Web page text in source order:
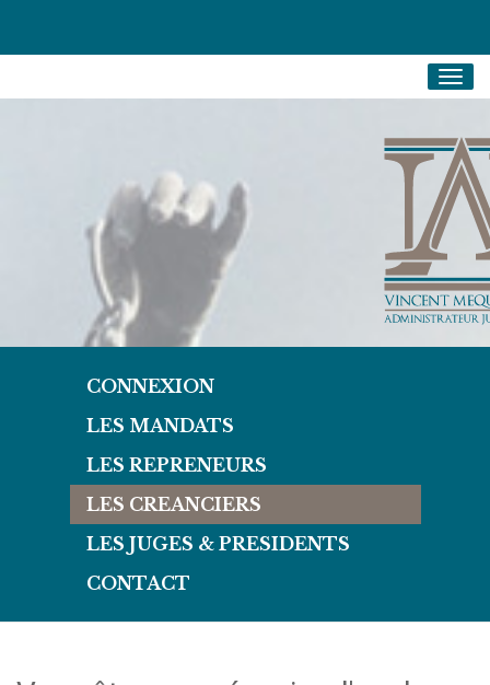
CONNEXION
LES MANDATS
LES REPRENEURS
LES CREANCIERS
LES JUGES & PRESIDENTS
CONTACT